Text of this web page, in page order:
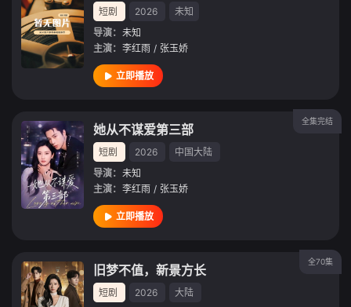
短剧 2026
未知
导演： 未知
主演： 李红雨 / 张玉娇
立即播放
全集完结
她从不谋爱第三部
短剧 2026
中国大陆
导演： 未知
主演： 李红雨 / 张玉娇
立即播放
全70集
旧梦不值，新景方长
短剧 2026
大陆